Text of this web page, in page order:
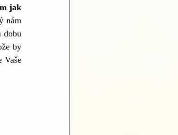
jak
nám
dobu
by
Vaše